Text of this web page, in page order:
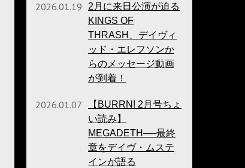
2026.01.19
2月に来日公演が迫る
KINGS OF
THRASH、デイヴィ
ッド・エレフソンか
らのメッセージ動画
が到着！
2026.01.07
【BURRN! 2月号ちょ
い読み】
MEGADETH──最終
章をデイヴ・ムステ
インが語る